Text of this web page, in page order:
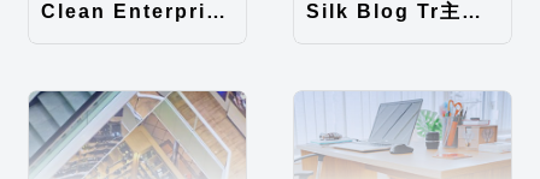
Clean Enterprise主题汉化包 Silk Blog Tr主题汉化包